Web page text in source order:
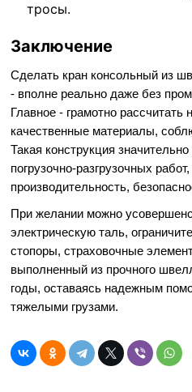
тросы.
Заключение
Сделать кран консольный из
- вполне реально даже без
Главное - грамотно рассчитать
качественные материалы,
Такая конструкция
погрузочно-разгрузочных
производительность,
При желании можно
электрическую таль,
стопоры, страховочные
выполненный из прочного
годы, оставаясь надежным
тяжелыми грузами.